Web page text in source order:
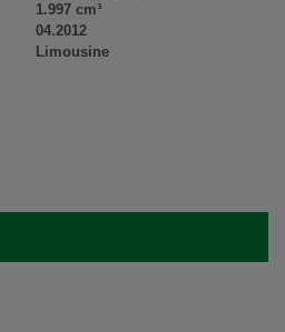
1.997 cm³
04.2012
Limousine